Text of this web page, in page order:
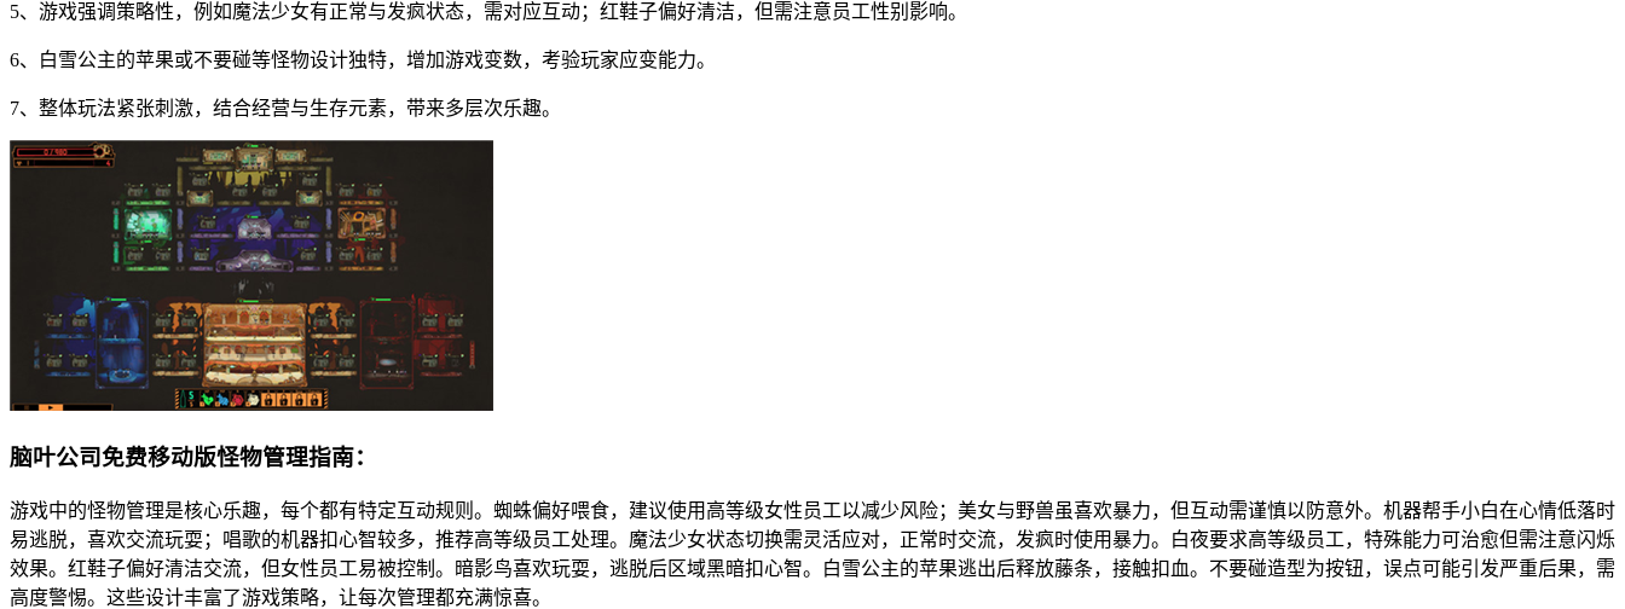
5、游戏强调策略性，例如魔法少女有正常与发疯状态，需对应互动；红鞋子偏好清洁，但需注意员工性别影响。
6、白雪公主的苹果或不要碰等怪物设计独特，增加游戏变数，考验玩家应变能力。
7、整体玩法紧张刺激，结合经营与生存元素，带来多层次乐趣。
脑叶公司免费移动版怪物管理指南：
游戏中的怪物管理是核心乐趣，每个都有特定互动规则。蜘蛛偏好喂食，建议使用高等级女性员工以减少风险；美女与野兽虽喜欢暴力，但互动需谨慎以防意外。机器帮手小白在心情低落时
易逃脱，喜欢交流玩耍；唱歌的机器扣心智较多，推荐高等级员工处理。魔法少女状态切换需灵活应对，正常时交流，发疯时使用暴力。白夜要求高等级员工，特殊能力可治愈但需注意闪烁
效果。红鞋子偏好清洁交流，但女性员工易被控制。暗影鸟喜欢玩耍，逃脱后区域黑暗扣心智。白雪公主的苹果逃出后释放藤条，接触扣血。不要碰造型为按钮，误点可能引发严重后果，需
高度警惕。这些设计丰富了游戏策略，让每次管理都充满惊喜。